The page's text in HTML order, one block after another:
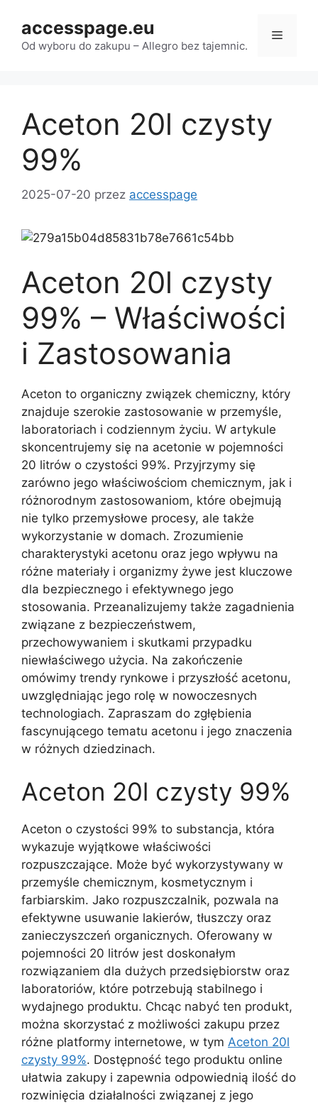
treści
accesspage.eu
Od wyboru do zakupu – Allegro bez tajemnic.
Menu
Aceton 20l czysty
99%
2025-07-20 przez accesspage
Aceton 20l czysty
99% – Właściwości
i Zastosowania
Aceton to organiczny związek chemiczny, który
znajduje szerokie zastosowanie w przemyśle,
laboratoriach i codziennym życiu. W artykule
skoncentrujemy się na acetonie w pojemności
20 litrów o czystości 99%. Przyjrzymy się
zarówno jego właściwościom chemicznym, jak i
różnorodnym zastosowaniom, które obejmują
nie tylko przemysłowe procesy, ale także
wykorzystanie w domach. Zrozumienie
charakterystyki acetonu oraz jego wpływu na
różne materiały i organizmy żywe jest kluczowe
dla bezpiecznego i efektywnego jego
stosowania. Przeanalizujemy także zagadnienia
związane z bezpieczeństwem,
przechowywaniem i skutkami przypadku
niewłaściwego użycia. Na zakończenie
omówimy trendy rynkowe i przyszłość acetonu,
uwzględniając jego rolę w nowoczesnych
technologiach. Zapraszam do zgłębienia
fascynującego tematu acetonu i jego znaczenia
w różnych dziedzinach.
Aceton 20l czysty 99%
Aceton o czystości 99% to substancja, która
wykazuje wyjątkowe właściwości
rozpuszczające. Może być wykorzystywany w
przemyśle chemicznym, kosmetycznym i
farbiarskim. Jako rozpuszczalnik, pozwala na
efektywne usuwanie lakierów, tłuszczy oraz
zanieczyszczeń organicznych. Oferowany w
pojemności 20 litrów jest doskonałym
rozwiązaniem dla dużych przedsiębiorstw oraz
laboratoriów, które potrzebują stabilnego i
wydajnego produktu. Chcąc nabyć ten produkt,
można skorzystać z możliwości zakupu przez
różne platformy internetowe, w tym Aceton 20l
czysty 99%. Dostępność tego produktu online
ułatwia zakupy i zapewnia odpowiednią ilość do
rozwinięcia działalności związanej z jego